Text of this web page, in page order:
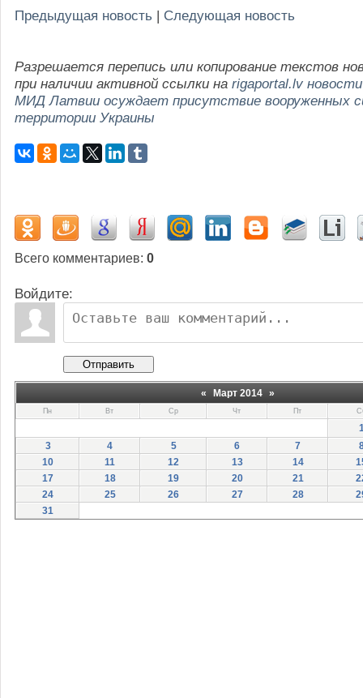
Предыдущая новость | Следующая новость
Разрешается перепись или копирование текстов
при наличии активной ссылки на rigaportal.lv новости
МИД Латвии осуждает присутствие вооруженных
территории Украины
Всего комментариев: 0
Войдите:
Отправить
« Март 2014 »
Пн Вт Ср Чт Пт
3
4 5 6 7
10
11 12 13 14
17
18 19 20 21
24
25 26 27 28
31